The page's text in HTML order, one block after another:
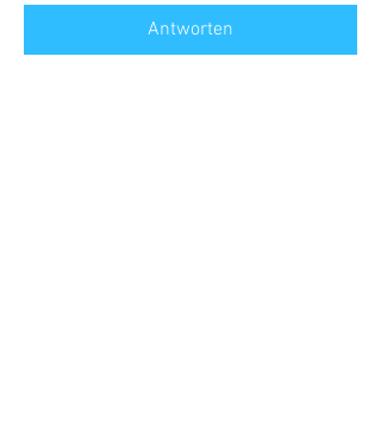
Antworten